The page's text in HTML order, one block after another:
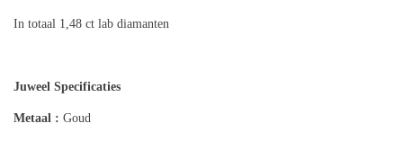
In totaal 1,48 ct lab diamanten
Juweel Specificaties
Metaal : Goud